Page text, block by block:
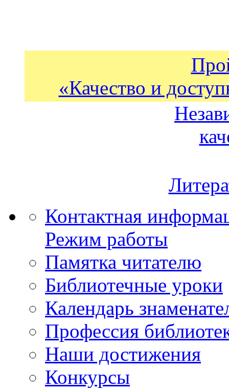
«Качество и
Контактная
Режим работы
Памятка читателю
Библиотечные уроки
Календарь
Профессия
Наши достижения
Конкурсы